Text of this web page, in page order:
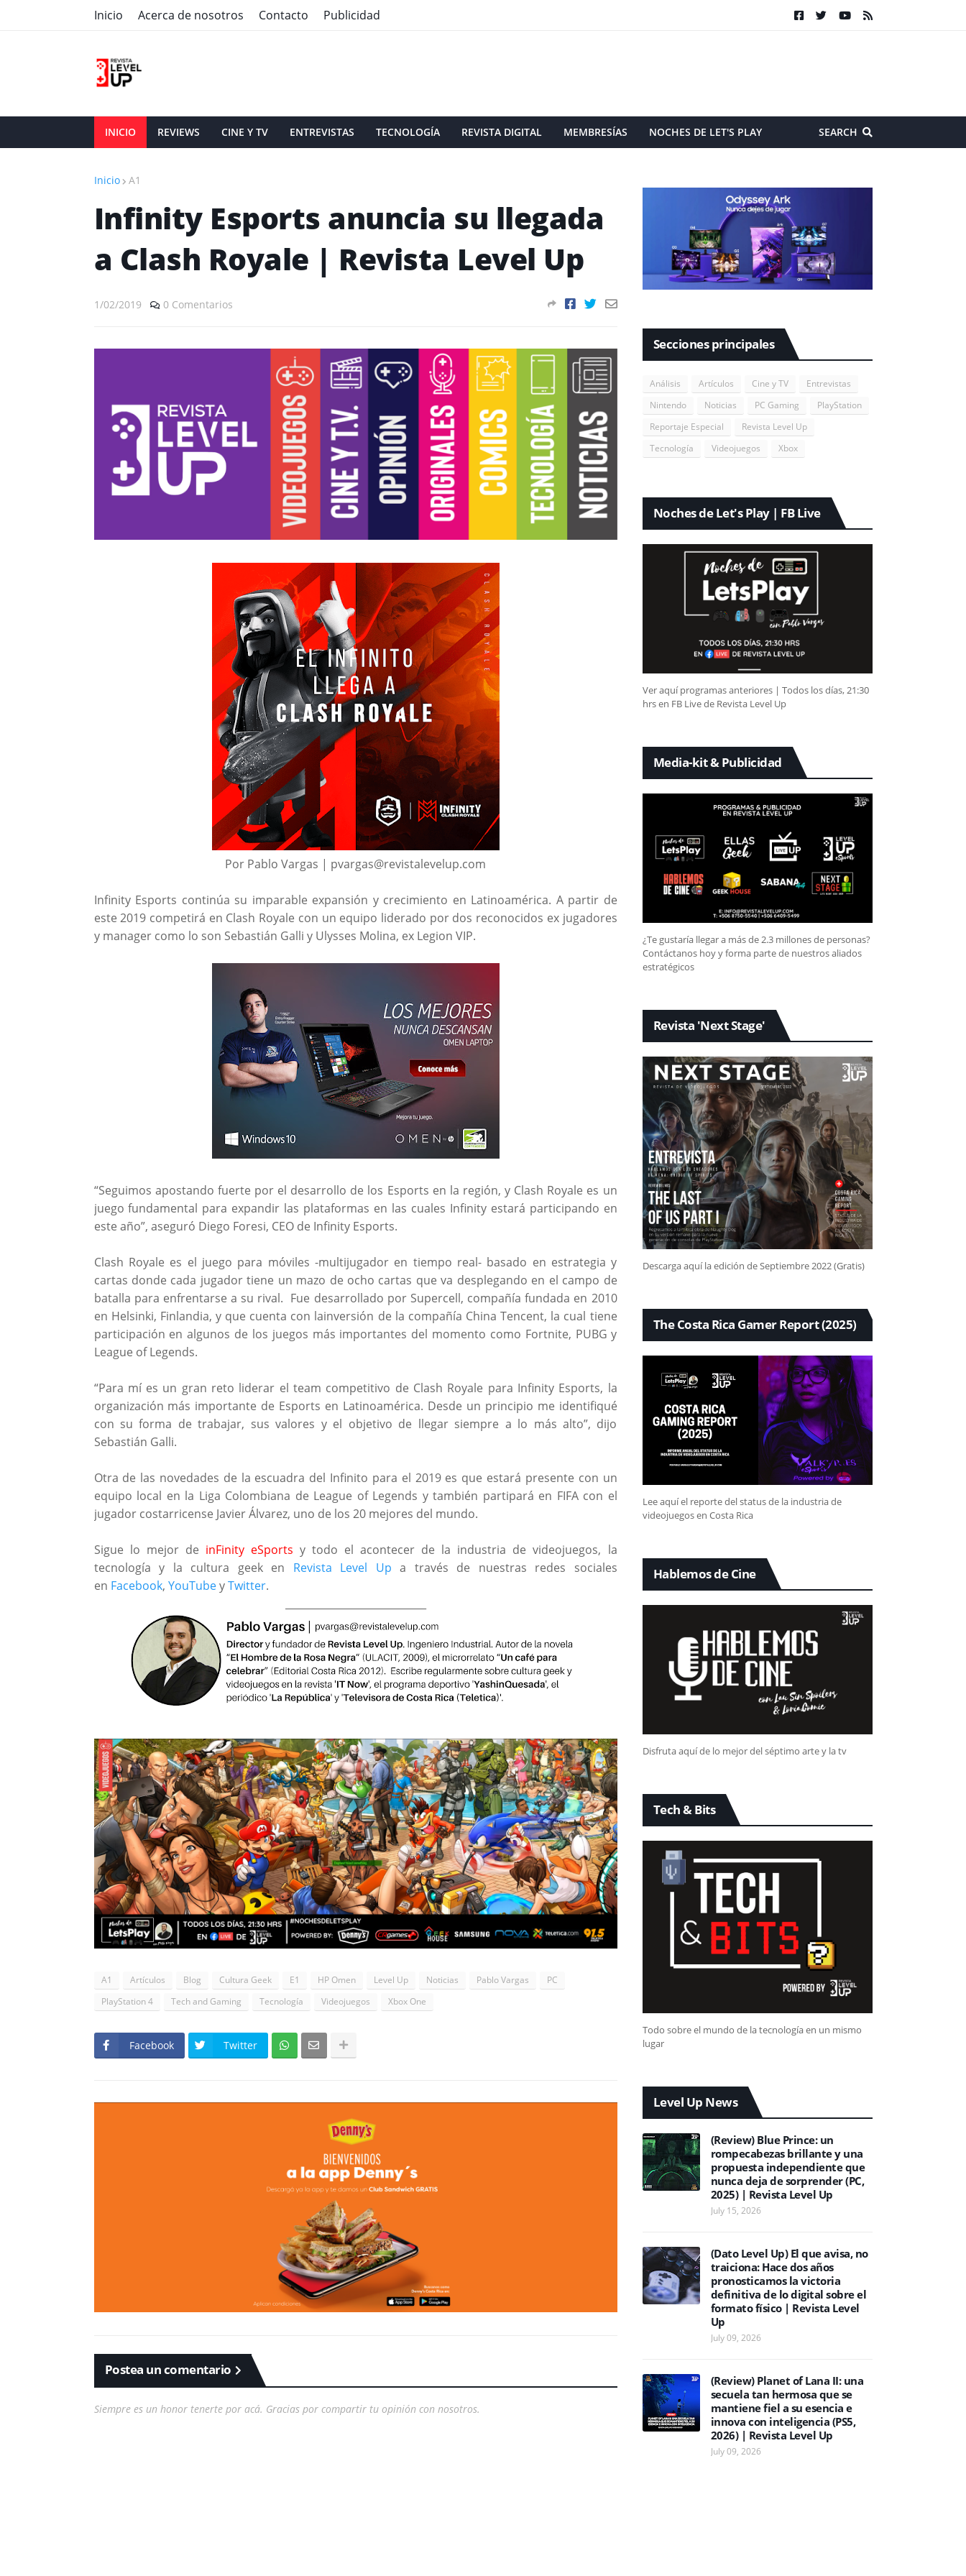
Inicio Acerca de nosotros Contacto Publicidad
INICIO REVIEWS CINE Y TV ENTREVISTAS TECNOLOGÍA REVISTA DIGITAL MEMBRESÍAS NOCHES DE LET'S PLAY SEARCH
Inicio A1
Infinity Esports anuncia su llegada
a Clash Royale | Revista Level Up
1/02/2019 0 Comentarios
Por Pablo Vargas | pvargas@revistalevelup.com
Infinity Esports continúa su imparable expansión y crecimiento en Latinoamérica. A partir de
este 2019 competirá en Clash Royale con un equipo liderado por dos reconocidos ex jugadores
y manager como lo son Sebastián Galli y Ulysses Molina, ex Legion VIP.
“Seguimos apostando fuerte por el desarrollo de los Esports en la región, y Clash Royale es un
juego fundamental para expandir las plataformas en las cuales Infinity estará participando en
este año”, aseguró Diego Foresi, CEO de Infinity Esports.
Clash Royale es el juego para móviles -multijugador en tiempo real- basado en estrategia y
cartas donde cada jugador tiene un mazo de ocho cartas que va desplegando en el campo de
batalla para enfrentarse a su rival. Fue desarrollado por Supercell, compañía fundada en 2010
en Helsinki, Finlandia, y que cuenta con lainversión de la compañía China Tencent, la cual tiene
participación en algunos de los juegos más importantes del momento como Fortnite, PUBG y
League of Legends.
“Para mí es un gran reto liderar el team competitivo de Clash Royale para Infinity Esports, la
organización más importante de Esports en Latinoamérica. Desde un principio me identifiqué
con su forma de trabajar, sus valores y el objetivo de llegar siempre a lo más alto”, dijo
Sebastián Galli.
Otra de las novedades de la escuadra del Infinito para el 2019 es que estará presente con un
equipo local en la Liga Colombiana de League of Legends y también partipará en FIFA con el
jugador costarricense Javier Álvarez, uno de los 20 mejores del mundo.
Sigue lo mejor de inFinity eSports y todo el acontecer de la industria de videojuegos, la
tecnología y la cultura geek en Revista Level Up a través de nuestras redes sociales
en Facebook, YouTubeyTwitter.
A1 Artículos Blog Cultura Geek E1 HP Omen Level Up Noticias Pablo Vargas
PC
PlayStation 4
Tech and Gaming Tecnología Videojuegos Xbox One
Facebook Twitter
Postea un comentario
Siempre es un honor tenerte por acá. Gracias por compartir tu opinión con nosotros.
Secciones principales
Análisis Artículos Cine y TV
Entrevistas
Nintendo
Noticias PC Gaming
PlayStation
Reportaje Especial
Revista Level Up
Tecnología
Videojuegos Xbox
Noches de Let's Play | FB Live
Ver aquí programas anteriores | Todos los días, 21:30
hrs en FB Live de Revista Level Up
Media-kit & Publicidad
¿Te gustaría llegar a más de 2.3 millones de personas?
Contáctanos hoy y forma parte de nuestros aliados
estratégicos
Revista 'Next Stage'
Descarga aquí la edición de Septiembre 2022 (Gratis)
The Costa Rica Gamer Report (2025)
Lee aquí el reporte del status de la industria de
videojuegos en Costa Rica
Hablemos de Cine
Disfruta aquí de lo mejor del séptimo arte y la tv
Tech & Bits
Todo sobre el mundo de la tecnología en un mismo
lugar
Level Up News
(Review) Blue Prince: un
rompecabezas brillante y una
propuesta independiente que
nunca deja de sorprender (PC,
2025) | Revista Level Up
July 15, 2026
(Dato Level Up) El que avisa, no
traiciona: Hace dos años
pronosticamos la victoria
definitiva de lo digital sobre el
formato físico | Revista Level
Up
July 09, 2026
(Review) Planet of Lana II: una
secuela tan hermosa que se
mantiene fiel a su esencia e
innova con inteligencia (PS5,
2026) | Revista Level Up
July 09, 2026